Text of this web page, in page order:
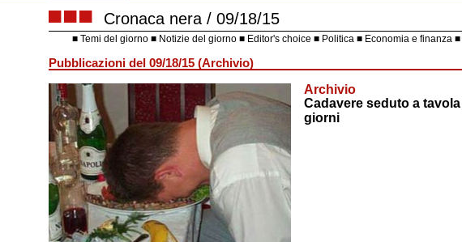
■■■ Cronaca nera 09/18/15
Temi del giorno Notizie del giorno Editor's choice Politica Economia e finanza
Pubblicazioni del 09/18/15 (Archivio)
Archivio
Cadavere seduto a
giorni